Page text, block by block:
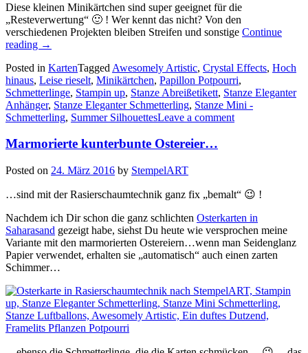
Diese kleinen Minikärtchen sind super geeignet für die
„Resteverwertung“ 🙂 ! Wer kennt das nicht? Von den
verschiedenen Projekten bleiben Streifen und sonstige Continue
reading „Viele
Schmetterlinge…“
→
Posted in KartenTagged Awesomely Artistic, Crystal Effects, Hoch
hinaus, Leise rieselt, Minikärtchen, Papillon Potpourri,
Schmetterlinge, Stampin up, Stanze Abreißetikett, Stanze Eleganter
Anhänger, Stanze Eleganter Schmetterling, Stanze Mini -
Schmetterling, Summer SilhouettesLeave a comment
Marmorierte kunterbunte Ostereier…
Posted on 24. März 2016 by StempelART
…sind mit der Rasierschaumtechnik ganz fix „bemalt“ 😉 !
Nachdem ich Dir schon die ganz schlichten Osterkarten in
Saharasand gezeigt habe, siehst Du heute wie versprochen meine
Variante mit den marmorierten Ostereiern…wenn man Seidenglanz
Papier verwendet, erhalten sie „automatisch“ auch einen zarten
Schimmer…